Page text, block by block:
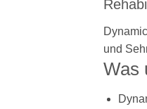
und
Was